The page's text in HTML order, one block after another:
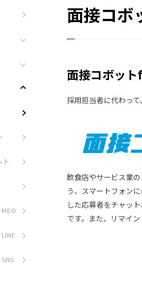
ト​
面接コボ
面接コボッ
採用担当者に代わっ
飲食店やサービス業
う、スマートフォン
した応募者をチャッ
です。また、リマイ